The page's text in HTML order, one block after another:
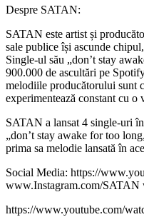
Despre SATAN:
SATAN este artist și
sale publice își ascunde
Single-ul său „don’t stay
900.000 de ascultări pe
melodiile producătorului sunt
experimentează constant cu o
SATAN a lansat 4 single-uri
„don’t stay awake for too
prima sa melodie lansată în
Social Media: https://
www.Instagram.com/SATAN
https://www.youtube.com/